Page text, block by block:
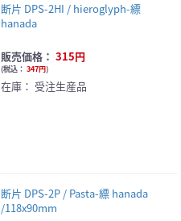
断片 DPS-2HI / hieroglyph-縹
hanada
販売価格： 315円
(税込： 347円)
在庫： 受注生産品
断片 DPS-2P / Pasta-縹 hanada
/118x90mm